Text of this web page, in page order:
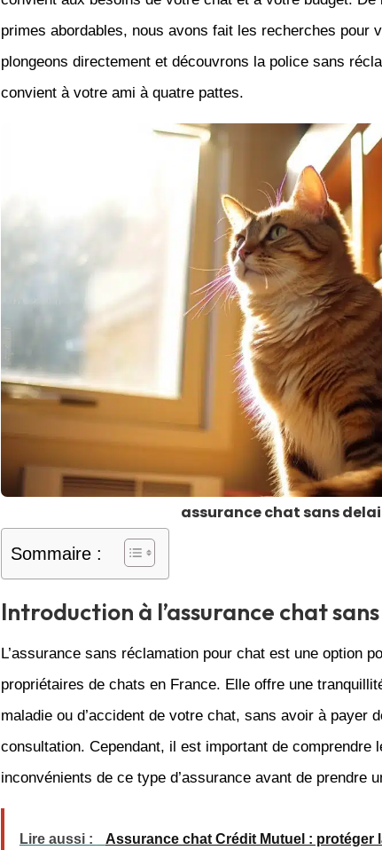
primes abordables, nous avons fait les recherches pour
plongeons directement et découvrons la police sans
convient à votre ami à quatre pattes.
assurance chat sans delai
Sommaire :
Introduction à l’assurance chat
L’assurance sans réclamation pour chat est une option
propriétaires de chats en France. Elle offre une
maladie ou d’accident de votre chat, sans avoir à payer
consultation. Cependant, il est important de comprendre
inconvénients de ce type d’assurance avant de prendre
Lire aussi : Assurance chat Crédit Mutuel : protéger